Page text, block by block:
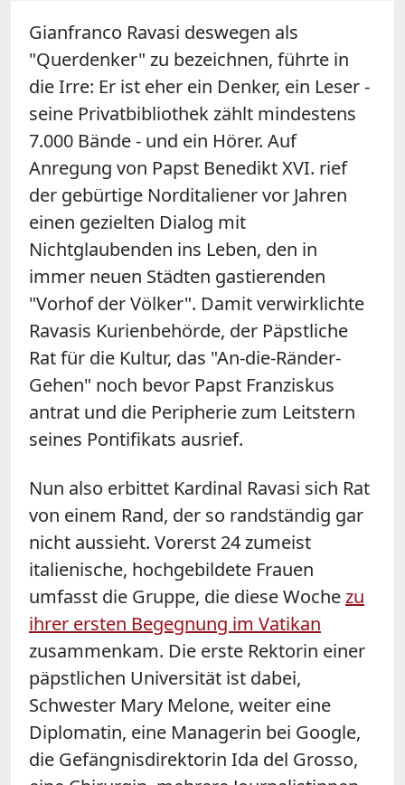
Gianfranco Ravasi deswegen als
"Querdenker" zu bezeichnen, führte in
die Irre: Er ist eher ein Denker, ein Leser -
seine Privatbibliothek zählt mindestens
7.000 Bände - und ein Hörer. Auf
Anregung von Papst Benedikt XVI. rief
der gebürtige Norditaliener vor Jahren
einen gezielten Dialog mit
Nichtglaubenden ins Leben, den in
immer neuen Städten gastierenden
"Vorhof der Völker". Damit verwirklichte
Ravasis Kurienbehörde, der Päpstliche
Rat für die Kultur, das "An-die-Ränder-
Gehen" noch bevor Papst Franziskus
antrat und die Peripherie zum Leitstern
seines Pontifikats ausrief.
Nun also erbittet Kardinal Ravasi sich Rat
von einem Rand, der so randständig gar
nicht aussieht. Vorerst 24 zumeist
italienische, hochgebildete Frauen
umfasst die Gruppe, die diese Wochezu
ihrer ersten Begegnung im Vatikan
zusammenkam. Die erste Rektorin einer
päpstlichen Universität ist dabei,
Schwester Mary Melone, weiter eine
Diplomatin, eine Managerin bei Google,
die Gefängnisdirektorin Ida del Grosso,